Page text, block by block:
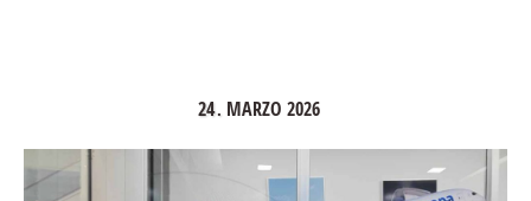
24. MARZO 2026